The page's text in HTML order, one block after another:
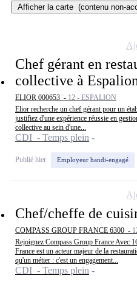
Afficher la carte (contenu non-
Chef gérant en
collective à
ELIOR 000653 - 12 - ESPALION
Elior recherche un chef gérant pour un
justifiez d'une expérience réussie en
collective au sein d'une...
CDI - Temps plein
Publié hier Employeur handi-engagé
Chef/cheffe de
COMPASS GROUP FRANCE 6300 -
Rejoignez Compass Group France Avec
France est un acteur majeur de la
qu'un métier : c'est un engagement...
CDI - Temps plein